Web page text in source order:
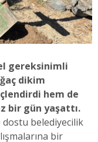
gereksinimli
dikim
hem de
bir gün yaşattı.
dostu belediyecilik
bir